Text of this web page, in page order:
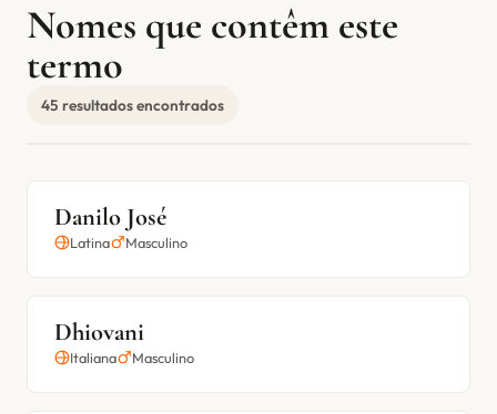
Nomes que contêm este
termo
45 resultados encontrados
Danilo José
Latina Masculino
Dhiovani
Italiana Masculino